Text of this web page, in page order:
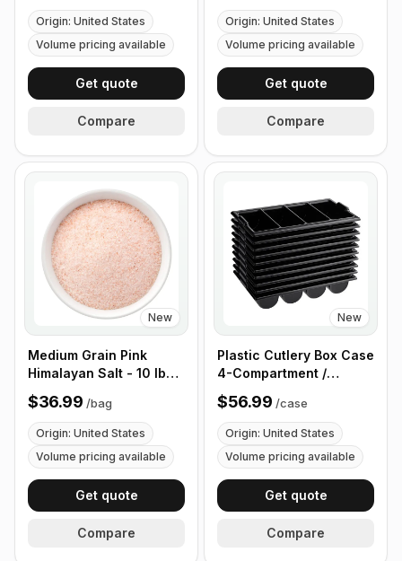
Origin: United States
Volume pricing available
Get quote
Compare
Origin: United States
Volume pricing available
Get quote
Compare
New
Medium Grain Pink
Himalayan Salt - 10 lb
(4.4 kg)
$36.99 /bag
Origin: United States
Volume pricing available
Get quote
Compare
New
Plastic Cutlery Box Case
4-Compartment /
Flatware Bin with
Handles - 5 Pieces
$56.99 /case
Origin: United States
Volume pricing available
Get quote
Compare